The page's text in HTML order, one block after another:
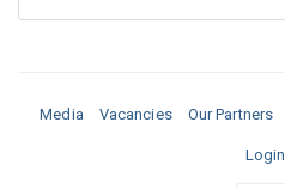
Media Vacancies Our Partners
Login